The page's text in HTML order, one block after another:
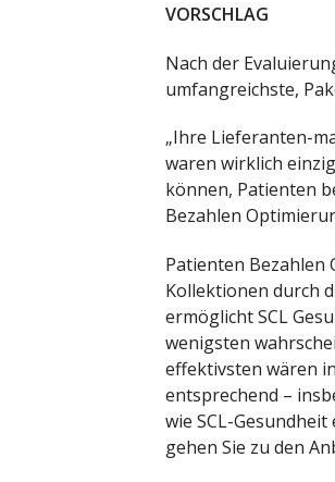
VORSCHLAG
Nach der
umfangreichste,
„Ihre Lieferanten-
waren wirklich
können, Patienten
Bezahlen
Patienten
Kollektionen durch
ermöglicht SCL
wenigsten
effektivsten wären
entsprechend –
wie SCL-
gehen Sie zu den